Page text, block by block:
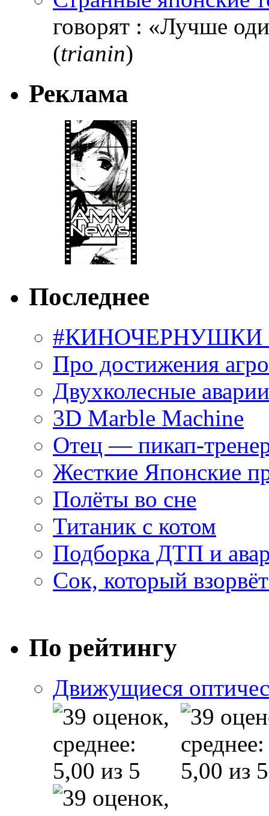
говорят : «Лучше
(trianin)
Реклама
Последнее
#КИНОЧЕРНУШКИ
Про достижения
Двухколесные
3D Marble Machine
Отец — пикап-
Жесткие Японские
Полёты во сне
Титаник с котом
Подборка ДТП и
Сок, который
По рейтингу
Движущиеся